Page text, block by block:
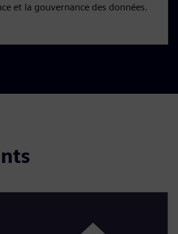
et la gouvernance des données.